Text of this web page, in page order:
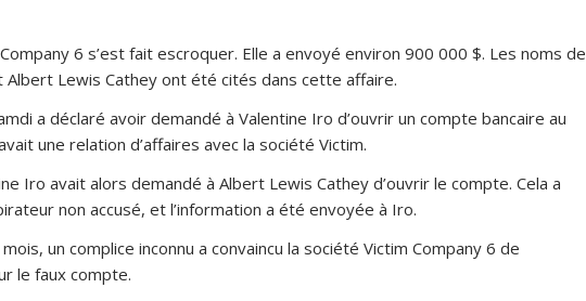
6 s’est fait escroquer. Elle a envoyé environ 900 000 $. Les noms de
Albert Lewis Cathey ont été cités dans cette affaire.
a déclaré avoir demandé à Valentine Iro d’ouvrir un compte bancaire au
une relation d’affaires avec la société Victim.
Iro avait alors demandé à Albert Lewis Cathey d’ouvrir le compte. Cela a
non accusé, et l’information a été envoyée à Iro.
un complice inconnu a convaincu la société Victim Company 6 de
le faux compte.